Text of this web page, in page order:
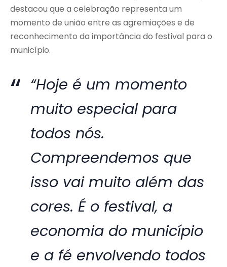
destacou que a celebração representa um
momento de união entre as agremiações e de
reconhecimento da importância do festival para o
município.
“Hoje é um momento
muito especial para
todos nós.
Compreendemos que
isso vai muito além das
cores. É o festival, a
economia do município
e a fé envolvendo todos